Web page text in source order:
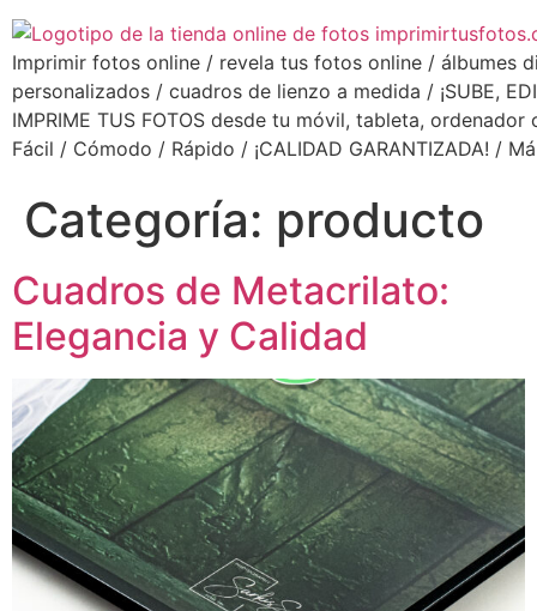
Imprimir fotos online / revela tus fotos online / álbumes
personalizados / cuadros de lienzo a medida / ¡SUBE,
IMPRIME TUS FOTOS desde tu móvil, tableta, ordenador
Fácil / Cómodo / Rápido / ¡CALIDAD GARANTIZADA! /
Categoría: producto
Cuadros de Metacrilato:
Elegancia y Calidad